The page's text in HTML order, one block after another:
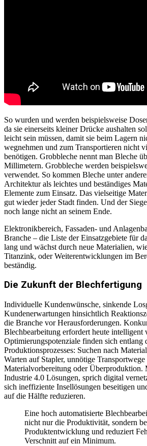
So wurden und werden beispielsweise
da sie einerseits kleiner Drücke aushalten
leicht sein müssen, damit sie beim Lagern
wegnehmen und zum Transportieren nicht
benötigen. Grobbleche nennt man Bleche
Millimetern. Grobbleche werden
verwendet. So kommen Bleche unter
Architektur als leichtes und beständiges
Elemente zum Einsatz. Das vielseitige
gut wieder jeder Stadt finden. Und der
noch lange nicht an seinem Ende.
Elektronikbereich, Fassaden- und
Branche – die Liste der Einsatzgebiete für
lang und wächst durch neue Materialien,
Titanzink, oder Weiterentwicklungen im
beständig.
Die Zukunft der Blechfertigung
Individuelle Kundenwünsche, sinkende
Kundenerwartungen hinsichtlich
die Branche vor Herausforderungen.
Blechbearbeitung erfordert heute intelligent
Optimierungspotenziale finden sich entlang
Produktionsprozesses: Suchen nach
Warten auf Stapler, unnötige Transportwege
Materialvorbereitung oder Überproduktion.
Industrie 4.0 Lösungen, sprich digital
sich ineffiziente Insellösungen beseitigen
auf die Hälfte reduzieren.
Eine hoch automatisierte
nicht nur die Produktivität, sondern
Produktentwicklung und reduziert
Verschnitt auf ein Minimum.